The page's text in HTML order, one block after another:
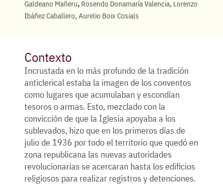
Galdeano Mañeru, Rosendo Donamaría Valencia, Lorenzo
Ibáñez Caballero, Aurelio Boix Cosials
Contexto
Incrustada en lo más profundo de la tradición
anticlerical estaba la imagen de los conventos
como lugares que acumulaban y escondían
tesoros o armas. Esto, mezclado con la
convicción de que la Iglesia apoyaba a los
sublevados, hizo que en los primeros días de
julio de 1936 por todo el territorio que quedó en
zona republicana las nuevas autoridades
revolucionarias se acercaran hasta los edificios
religiosos para realizar registros y detenciones.